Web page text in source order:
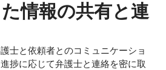
情報の共有と連
士と依頼者とのコミュニケーショ
捗に応じて弁護士と連絡を密に取